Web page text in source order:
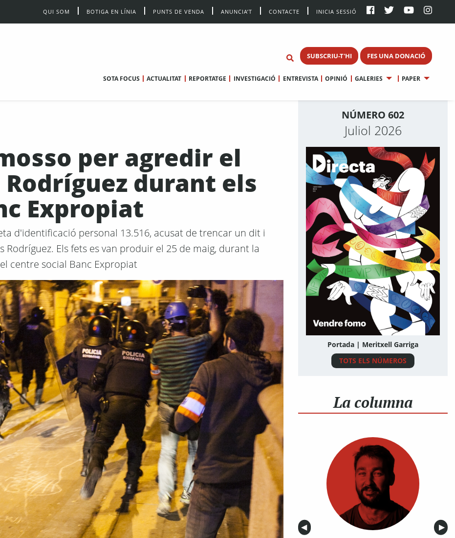
QUI SOM BOTIGA EN LÍNIA PUNTS DE VENDA ANUNCIA’T CONTACTE INICIA SESSIÓ
SUBSCRIU-T'HI FES UNA DONACIÓ
SOTA FOCUS ACTUALITAT REPORTATGE INVESTIGACIÓ ENTREVISTA OPINIÓ GALERIES PAPER
per agredir el
durant els
Expropiat
d'identificació personal 13.516, acusat de trencar un dit i
Els fets es van produir el 25 de maig, durant la
centre social Banc Expropiat
NÚMERO 602
Juliol 2026
Portada | Meritxell Garriga
TOTS ELS NÚMEROS
La columna
Anterior
◀︎ ▶︎